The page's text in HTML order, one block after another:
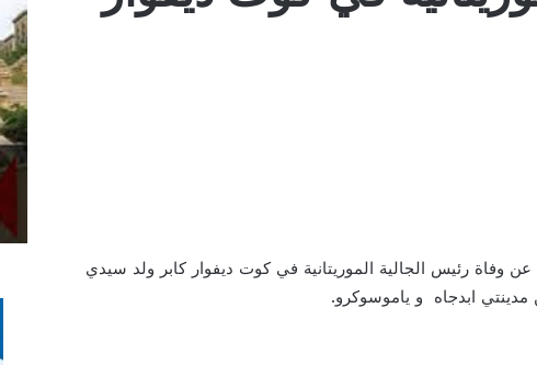
وفاة رئيس الجالية الموريتانية في كوت ديفوار كابر ولد سيدي
ابدجاه و ياموسوكرو.